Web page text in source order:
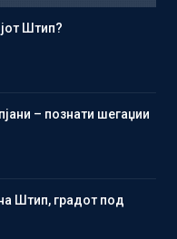
Штип?
– познати шегаџии
Штип, градот под